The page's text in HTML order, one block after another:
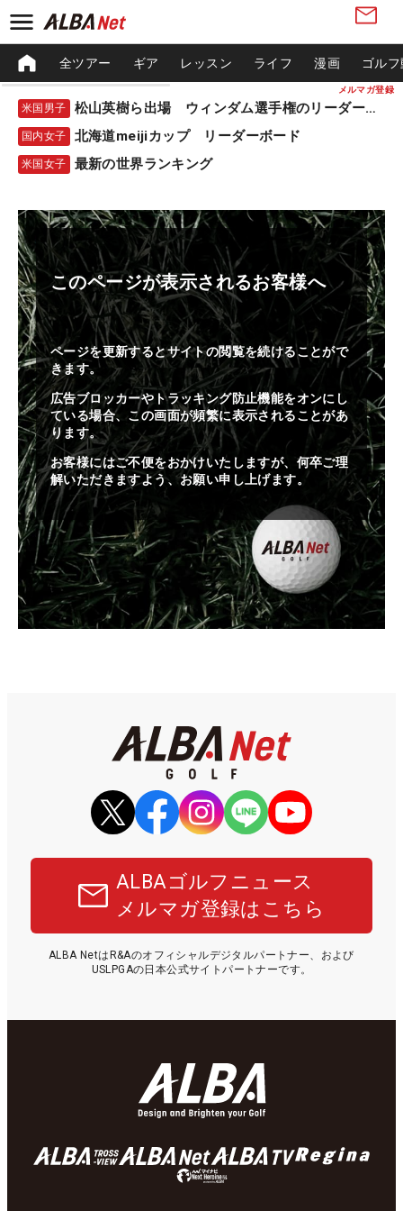
メルマガ登録
全ツアー ギア レッスン ライフ 漫画 ゴル
米国男子 松山英樹ら出場 ウィンダム選手権のリーダーボード
国内女子 北海道meijiカップ リーダーボード
米国女子 最新の世界ランキング
このページが表示されるお客様へ
ページを更新するとサイトの閲覧を続けることがで
きます。
広告ブロッカーやトラッキング防止機能をオンにし
ている場合、この画面が頻繁に表示されることがあ
ります。
お客様にはご不便をおかけいたしますが、何卒ご理
解いただきますよう、お願い申し上げます。
ALBAゴルフニュース
メルマガ登録はこちら
ALBA NetはR&Aのオフィシャルデジタルパートナー、および
USLPGAの日本公式サイトパートナーです。